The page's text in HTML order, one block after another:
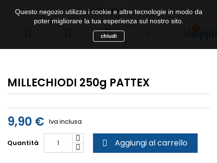
  
MILLECHIODI 250g PATTEX
9,90 € Iva inclusa
Quantità  Aggiungi al carrello
Questo negozio utilizza i cookie e altre tecnologie in modo da
poter migliorare la tua esperienza sul nostro sito.
chiudi